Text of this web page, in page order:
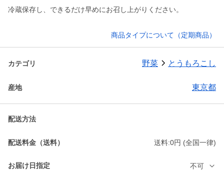
冷蔵保存し、できるだけ早めにお召し上がりください。
商品タイプについて（定期商品）
カテゴリ 野菜 とうもろこし
産地 東京都
配送方法
配送料金（送料） 送料:0円 (全国一律)
お届け日指定 不可